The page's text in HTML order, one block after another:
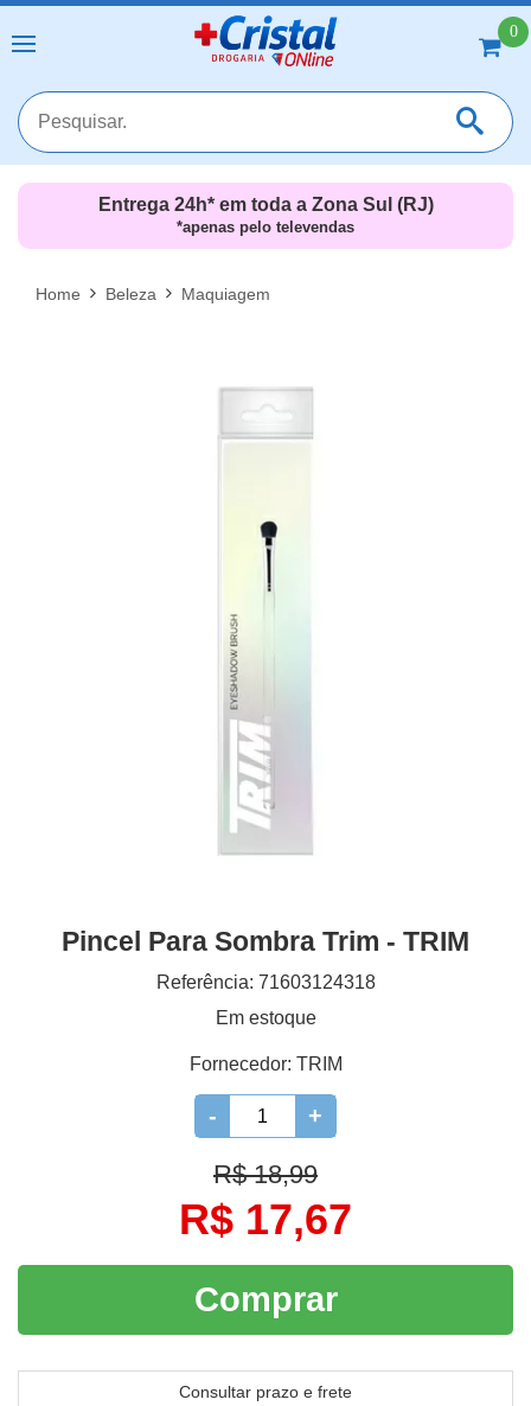
0
MAIS RESULTADOS
Entrega 24h* em toda a Zona Sul (RJ)
*apenas pelo televendas
Home Beleza Maquiagem
Pincel Para Sombra Trim - TRIM
Referência: 71603124318
Em estoque
Fornecedor: TRIM
- +
R$ 18,99
R$ 17,67
Comprar
Consultar prazo e frete